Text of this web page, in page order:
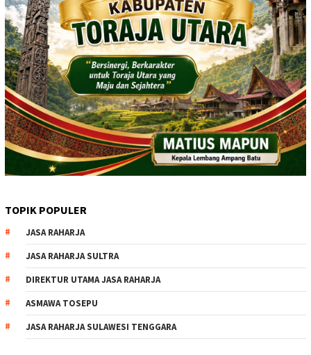
TOPIK POPULER
JASA RAHARJA
JASA RAHARJA SULTRA
DIREKTUR UTAMA JASA RAHARJA
ASMAWA TOSEPU
JASA RAHARJA SULAWESI TENGGARA